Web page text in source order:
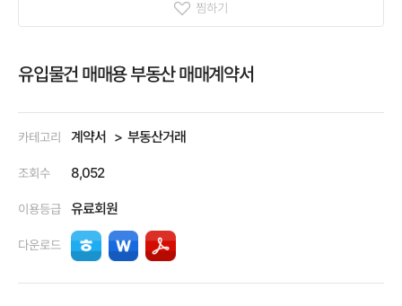
찜하기
유입물건 매매용 부동산 매매계약서
카테고리 계약서 부동산거래
조회수 8,052
이용등급 유료회원
다운로드